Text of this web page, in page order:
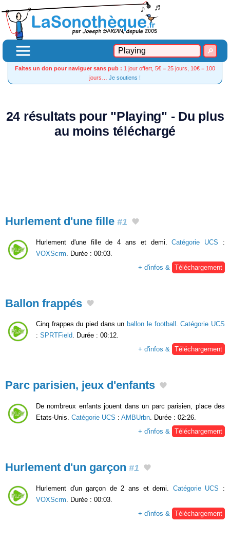
Faites un don pour naviguer sans pub : 1 jour offert, 5€ = 25 jours, 10€ = 100
jours… Je soutiens !
24 résultats pour "Playing" - Du plus
au moins téléchargé
Hurlement d'une fille #1
Hurlement d'une fille de 4 ans et demi.Catégorie UCS :
VOXScrm . Durée : 00:03.
+ d'infos &
Téléchargement
Ballon frappés
Cinq frappes du pied dans un ballon le football .Catégorie UCS
: SPRTField. Durée : 00:12.
+ d'infos & Téléchargement
Parc parisien, jeux d'enfants
De nombreux enfants jouent dans un parc parisien, place des
Etats-Unis. Catégorie UCS : AMBUrbn . Durée : 02:26.
+ d'infos &
Téléchargement
Hurlement d'un garçon #1
Hurlement d'un garçon de 2 ans et demi. Catégorie UCS :
VOXScrm . Durée : 00:03.
+ d'infos &
Téléchargement